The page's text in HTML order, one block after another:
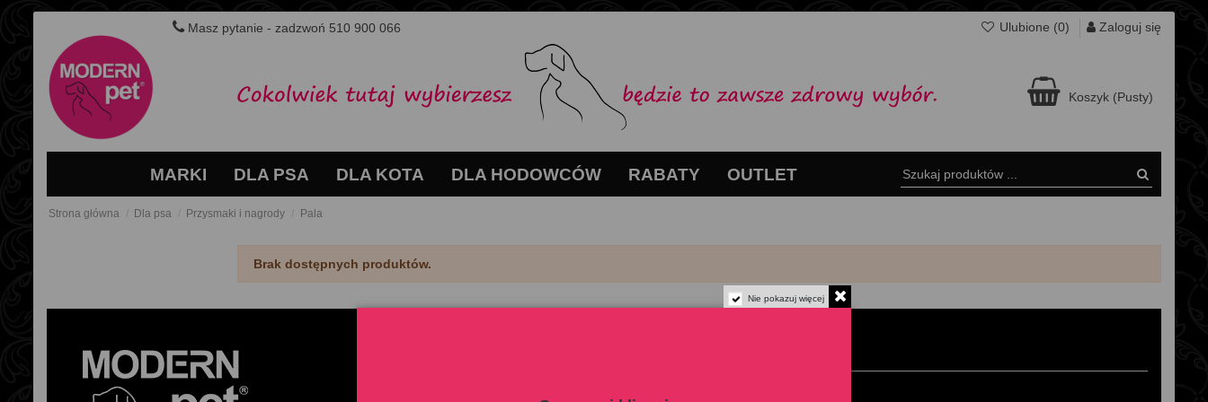
Masz pytanie - zadzwoń 510 900 066 Ulubione (0) Zaloguj się
Koszyk (Pusty)
MARKI DLA PSA DLA KOTA DLA HODOWCÓW RABATY OUTLET
Strona główna Dla psa Przysmaki i nagrody Pala
Brak dostępnych produktów.
Nie pokazuj więcej